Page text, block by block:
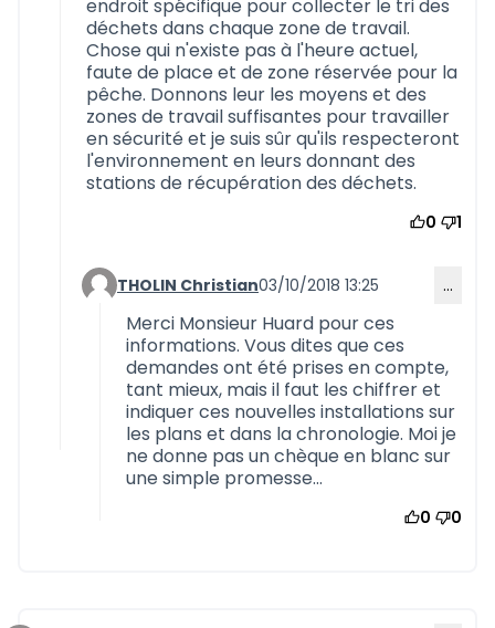
endroit spécifique pour collecter le tri des
déchets dans chaque zone de travail.
Chose qui n'existe pas à l'heure actuel,
faute de place et de zone réservée pour la
pêche. Donnons leur les moyens et des
zones de travail suffisantes pour travailler
en sécurité et je suis sûr qu'ils respecteront
l'environnement en leurs donnant des
stations de récupération des déchets.
0 1
Commentaire 582 (réponse au commentaire
THOLIN Christian03/10/2018 13:25 …
Merci Monsieur Huard pour ces
informations. Vous dites que ces
demandes ont été prises en compte,
tant mieux, mais il faut les chiffrer et
indiquer ces nouvelles installations sur
les plans et dans la chronologie. Moi je
ne donne pas un chèque en blanc sur
une simple promesse...
0 0